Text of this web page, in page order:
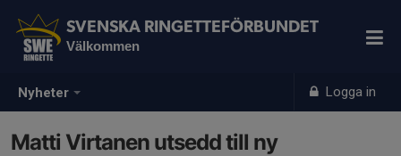
Nyheter Logga in
SVENSKA RINGETTEFÖRBUNDET
Välkommen
Matti Virtanen utsedd till ny